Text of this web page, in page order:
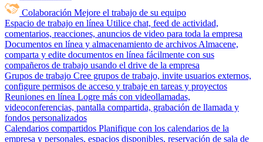
Colaboración Mejore el trabajo de su equipo
Espacio de trabajo en línea Utilice chat, feed de actividad,
comentarios, reacciones, anuncios de video para toda la empresa
Documentos en línea y almacenamiento de archivos Almacene,
comparta y edite documentos en línea fácilmente con sus
compañeros de trabajo usando el drive de la empresa
Grupos de trabajo Cree grupos de trabajo, invite usuarios externos,
configure permisos de acceso y trabaje en tareas y proyectos
Reuniones en línea Logre más con videollamadas,
videoconferencias, pantalla compartida, grabación de llamada y
fondos personalizados
Calendarios compartidos Planifique con los calendarios de la
empresa y personales, espacios disponibles, reservación de sala de